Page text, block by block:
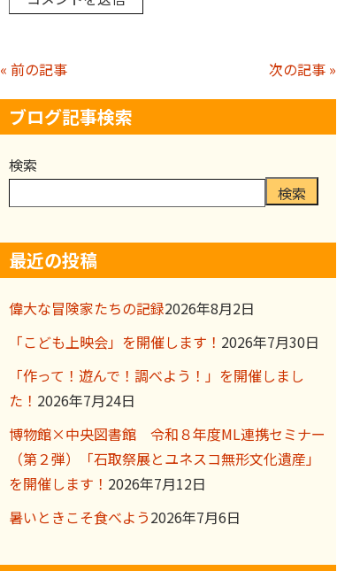
« 前の記事 次の記事 »
ブログ記事検索
検索
検索
最近の投稿
偉大な冒険家たちの記録2026年8月2日
「こども上映会」を開催します！ 2026年7月30日
「作って！遊んで！調べよう！」を開催しまし
た！ 2026年7月24日
博物館×中央図書館 令和８年度ML連携セミナー
（第２弾）「石取祭展とユネスコ無形文化遺産」
を開催します！ 2026年7月12日
暑いときこそ食べよう2026年7月6日